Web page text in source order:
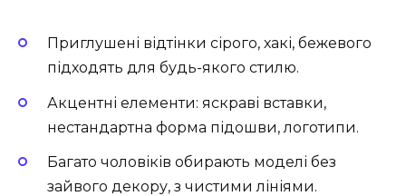
Приглушені відтінки сірого, хакі, бежевого
підходять для будь-якого стилю.
Акцентні елементи: яскраві вставки,
нестандартна форма підошви, логотипи.
Багато чоловіків обирають моделі без
зайвого декору, з чистими лініями.